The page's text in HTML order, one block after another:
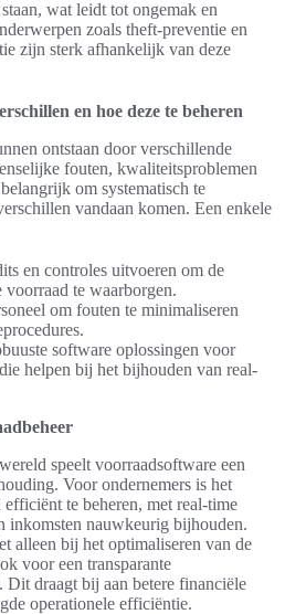
wat leidt tot ongemak en
zoals theft-preventie en
zijn sterk afhankelijk van deze
en hoe deze te beheren
ontstaan door verschillende
fouten, kwaliteitsproblemen
om systematisch te
vandaan komen. Een enkele
en controles uitvoeren om de
te waarborgen.
om fouten te minimaliseren
software oplossingen voor
helpen bij het bijhouden van real-
speelt voorraadsoftware een
Voor ondernemers is het
efficiënt te beheren, met real-time
inkomsten nauwkeurig bijhouden.
alleen bij het optimaliseren van de
voor een transparante
Dit draagt bij aan betere financiële
operationele efficiëntie.